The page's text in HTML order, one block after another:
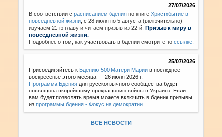
27/07/2026
В соответствии с расписанием бдения по книгеХристобытие в
повседневной жизни с 28 июля по 5 августа (включительно)
изучаем 21-ю главу и читаем призыв из 22-й:Призыв к миру в
повседневной жизни.
Подробнее о том, как участвовать в бдении смотрите поссылке
25/07/2026
Присоединяйтесь к Бдению-500 Матери Марии в последнее
воскресенье этого месяца — 26 июля 2026 г.
Программа Бдения для русскоязычного сообщества будет
посвящена скорейшему прекращению войны в Украине. Если
вам будет позволять время можете включить в бдение призывы
изпрограммы бдения - Фокус на демократии
ВСЕ НОВОСТИ